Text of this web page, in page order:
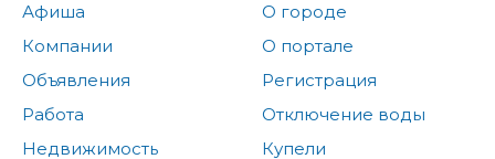
Афиша
Компании
Объявления
Работа
Недвижимость
О городе
О портале
Регистрация
Отключение воды
Купели